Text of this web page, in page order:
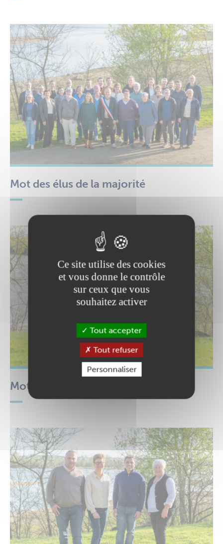
Mot des élus de la majorité
Mot des élus la minorité
Ce site utilise des cookies
et vous donne le contrôle
sur ceux que vous
souhaitez activer
Tout accepter
Tout refuser
Personnaliser